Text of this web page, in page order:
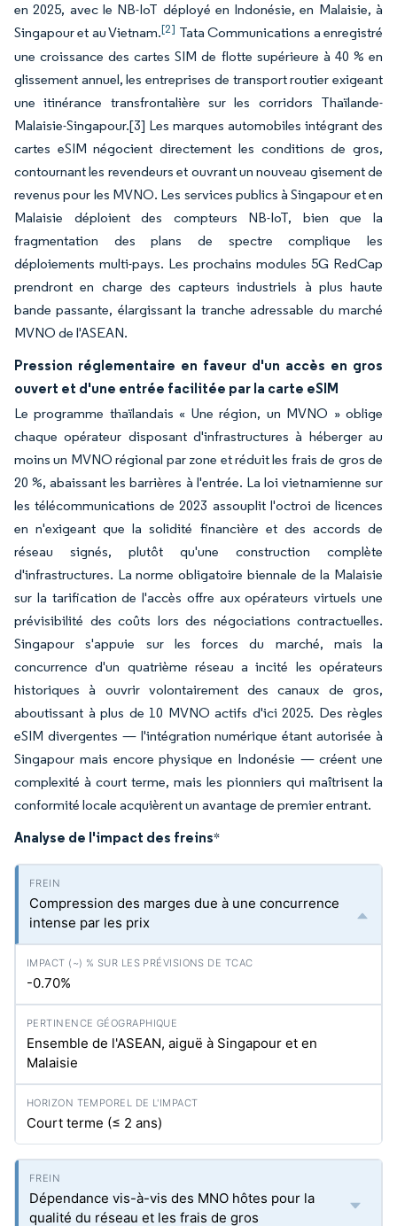
en 2025, avec le NB-IoT déployé en Indonésie, en Malaisie, à
Singapour et au Vietnam.[2] Tata Communications a enregistré
une croissance des cartes SIM de flotte supérieure à 40 % en
glissement annuel, les entreprises de transport routier exigeant
une itinérance transfrontalière sur les corridors Thaïlande-
Malaisie-Singapour.[3] Les marques automobiles intégrant des
cartes eSIM négocient directement les conditions de gros,
contournant les revendeurs et ouvrant un nouveau gisement de
revenus pour les MVNO. Les services publics à Singapour et en
Malaisie déploient des compteurs NB-IoT, bien que la
fragmentation des plans de spectre complique les
déploiements multi-pays. Les prochains modules 5G RedCap
prendront en charge des capteurs industriels à plus haute
bande passante, élargissant la tranche adressable du marché
MVNO de l'ASEAN.
Pression réglementaire en faveur d'un accès en gros
ouvert et d'une entrée facilitée par la carte eSIM
Le programme thaïlandais « Une région, un MVNO » oblige
chaque opérateur disposant d'infrastructures à héberger au
moins un MVNO régional par zone et réduit les frais de gros de
20 %, abaissant les barrières à l'entrée. La loi vietnamienne sur
les télécommunications de 2023 assouplit l'octroi de licences
en n'exigeant que la solidité financière et des accords de
réseau signés, plutôt qu'une construction complète
d'infrastructures. La norme obligatoire biennale de la Malaisie
sur la tarification de l'accès offre aux opérateurs virtuels une
prévisibilité des coûts lors des négociations contractuelles.
Singapour s'appuie sur les forces du marché, mais la
concurrence d'un quatrième réseau a incité les opérateurs
historiques à ouvrir volontairement des canaux de gros,
aboutissant à plus de 10 MVNO actifs d'ici 2025. Des règles
eSIM divergentes — l'intégration numérique étant autorisée à
Singapour mais encore physique en Indonésie — créent une
complexité à court terme, mais les pionniers qui maîtrisent la
conformité locale acquièrent un avantage de premier entrant.
Analyse de l'impact des freins*
Compression des marges due à une concurrence
intense par les prix
-0.70%
Ensemble de l'ASEAN, aiguë à Singapour et en
Malaisie
Court terme (≤ 2 ans)
Dépendance vis-à-vis des MNO hôtes pour la
qualité du réseau et les frais de gros